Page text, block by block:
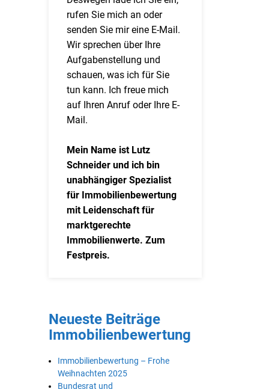
rufen Sie mich an oder
senden Sie mir eine E-Mail.
Wir sprechen über Ihre
Aufgabenstellung und
schauen, was ich für Sie
tun kann. Ich freue mich
auf Ihren Anruf oder Ihre E-
Mail.
Mein Name ist Lutz
Schneider und ich bin
unabhängiger Spezialist
für Immobilienbewertung
mit Leidenschaft für
marktgerechte
Immobilienwerte. Zum
Festpreis.
Neueste Beiträge
Immobilienbewertung
Immobilienbewertung – Frohe
Weihnachten 2025
Bundesrat und